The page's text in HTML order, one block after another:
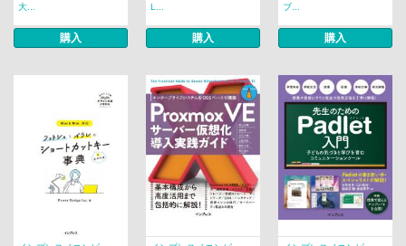
大...
購入
L...
購入
ブ...
購入